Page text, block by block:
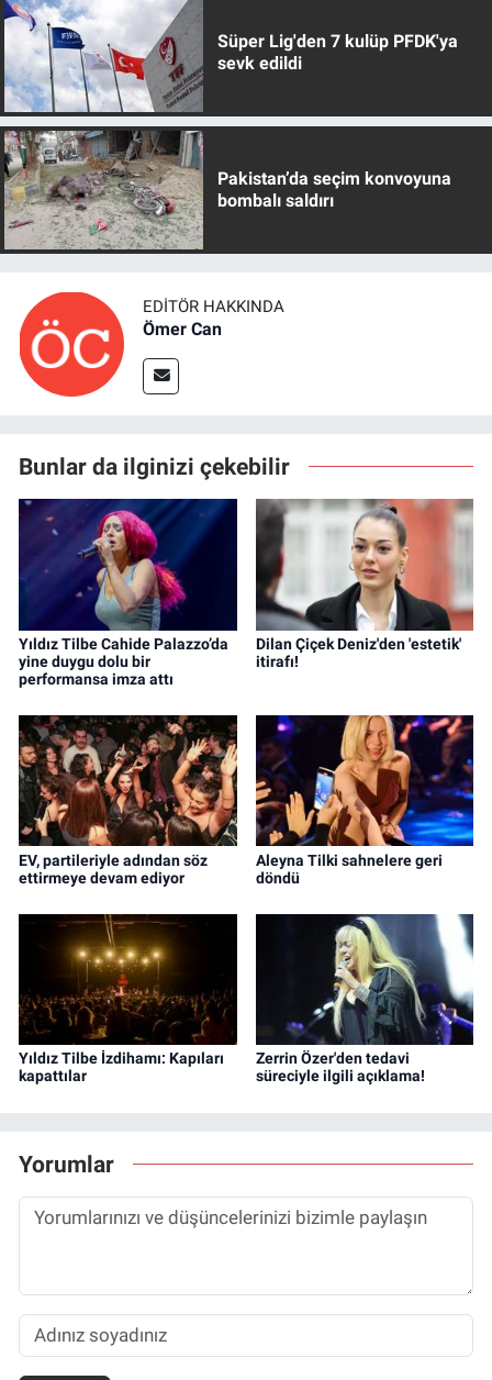
Süper Lig'den 7 kulüp PFDK'ya
sevk edildi
Pakistan’da seçim konvoyuna
bombalı saldırı
EDITÖR HAKKINDA
Ömer Can
Bunlar da ilginizi çekebilir
Yıldız Tilbe Cahide Palazzo’da
yine duygu dolu bir
performansa imza attı
Dilan Çiçek Deniz'den 'estetik'
itirafı!
EV, partileriyle adından söz
ettirmeye devam ediyor
Aleyna Tilki sahnelere geri
döndü
Yıldız Tilbe İzdihamı: Kapıları
kapattılar
Zerrin Özer'den tedavi
süreciyle ilgili açıklama!
Yorumlar